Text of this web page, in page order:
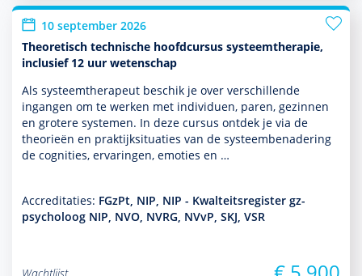
10 september 2026
Theoretisch technische hoofdcursus systeemtherapie,
inclusief 12 uur wetenschap
Als systeem­thera­peut beschik je over ver­schil­lende
ingangen om te werken met individuen, paren, gezin­nen
en grotere systemen. In deze cursus ontdek je via de
theorieën en prak­tijksituaties van de systeembenade­ring
de cognities, ervaringen, emoties en …
Accreditaties: FGzPt, NIP, NIP - Kwalteitsregister gz-
psycholoog NIP, NVO, NVRG, NVvP, SKJ, VSR